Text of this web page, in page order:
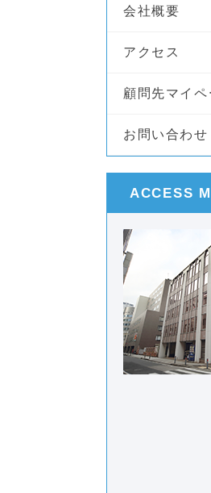
会社概要
アクセス
顧問先マイペ
お問い合わせ
ACCESS